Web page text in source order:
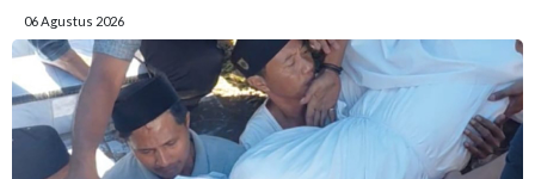
06 Agustus 2026